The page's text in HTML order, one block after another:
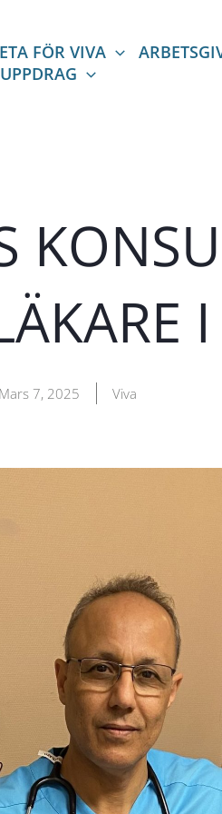
FÖR VIVA
Mars 7, 2025 Viva